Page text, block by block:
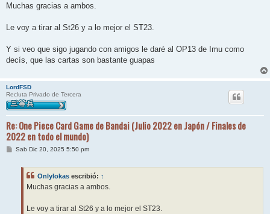
n
j
Muchas gracias a ambos.
Le voy a tirar al St26 y a lo mejor el ST23.
Y si veo que sigo jugando con amigos le daré al OP13 de Imu como
decís, que las cartas son bastante guapas
LordFSD
Recluta Privado de Tercera
Re: One Piece Card Game de Bandai (Julio 2022 en Japón / Finales de
2022 en todo el mundo)
MSab Dic 20, 2025 5:50 pm
Onlylokas escribió: ↑
Muchas gracias a ambos.
Le voy a tirar al St26 y a lo mejor el ST23.